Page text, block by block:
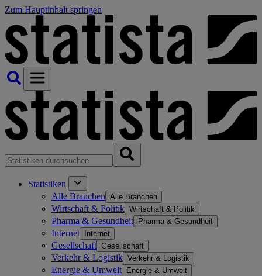
Zum Hauptinhalt springen
Statistiken
Alle Branchen Alle Branchen
Wirtschaft & Politik Wirtschaft & Politik
Pharma & Gesundheit Pharma & Gesundheit
Internet Internet
Gesellschaft Gesellschaft
Verkehr & Logistik Verkehr & Logistik
Energie & Umwelt Energie & Umwelt